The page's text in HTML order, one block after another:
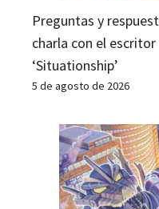
Preguntas y
charla con el
‘Situationship’
5 de agosto de 2026